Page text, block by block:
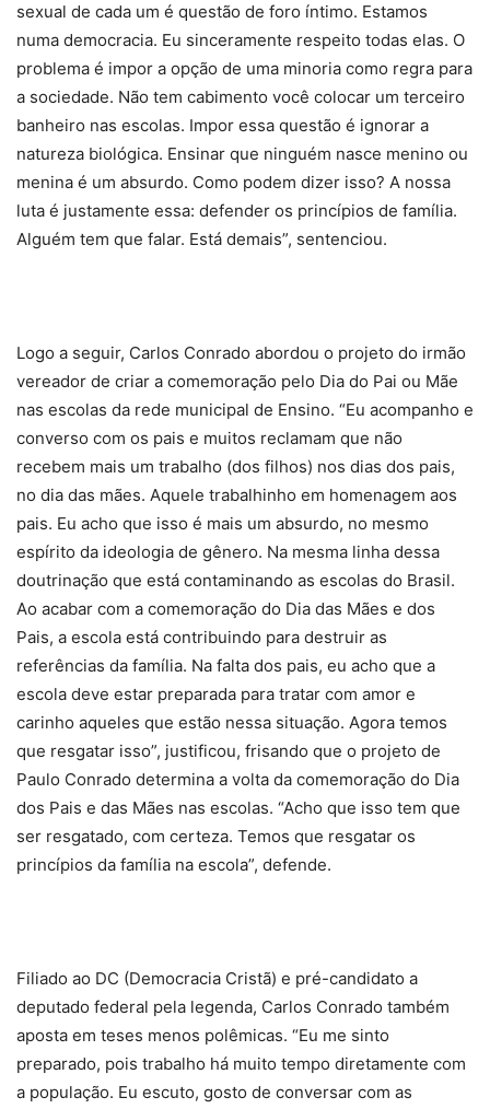
sexual de cada um é questão de foro íntimo. Estamos
numa democracia. Eu sinceramente respeito todas elas. O
problema é impor a opção de uma minoria como regra para
a sociedade. Não tem cabimento você colocar um terceiro
banheiro nas escolas. Impor essa questão é ignorar a
natureza biológica. Ensinar que ninguém nasce menino ou
menina é um absurdo. Como podem dizer isso? A nossa
luta é justamente essa: defender os princípios de família.
Alguém tem que falar. Está demais”, sentenciou.
Logo a seguir, Carlos Conrado abordou o projeto do irmão
vereador de criar a comemoração pelo Dia do Pai ou Mãe
nas escolas da rede municipal de Ensino. “Eu acompanho e
converso com os pais e muitos reclamam que não
recebem mais um trabalho (dos filhos) nos dias dos pais,
no dia das mães. Aquele trabalhinho em homenagem aos
pais. Eu acho que isso é mais um absurdo, no mesmo
espírito da ideologia de gênero. Na mesma linha dessa
doutrinação que está contaminando as escolas do Brasil.
Ao acabar com a comemoração do Dia das Mães e dos
Pais, a escola está contribuindo para destruir as
referências da família. Na falta dos pais, eu acho que a
escola deve estar preparada para tratar com amor e
carinho aqueles que estão nessa situação. Agora temos
que resgatar isso”, justificou, frisando que o projeto de
Paulo Conrado determina a volta da comemoração do Dia
dos Pais e das Mães nas escolas. “Acho que isso tem que
ser resgatado, com certeza. Temos que resgatar os
princípios da família na escola”, defende.
Filiado ao DC (Democracia Cristã) e pré-candidato a
deputado federal pela legenda, Carlos Conrado também
aposta em teses menos polêmicas. “Eu me sinto
preparado, pois trabalho há muito tempo diretamente com
a população. Eu escuto, gosto de conversar com as